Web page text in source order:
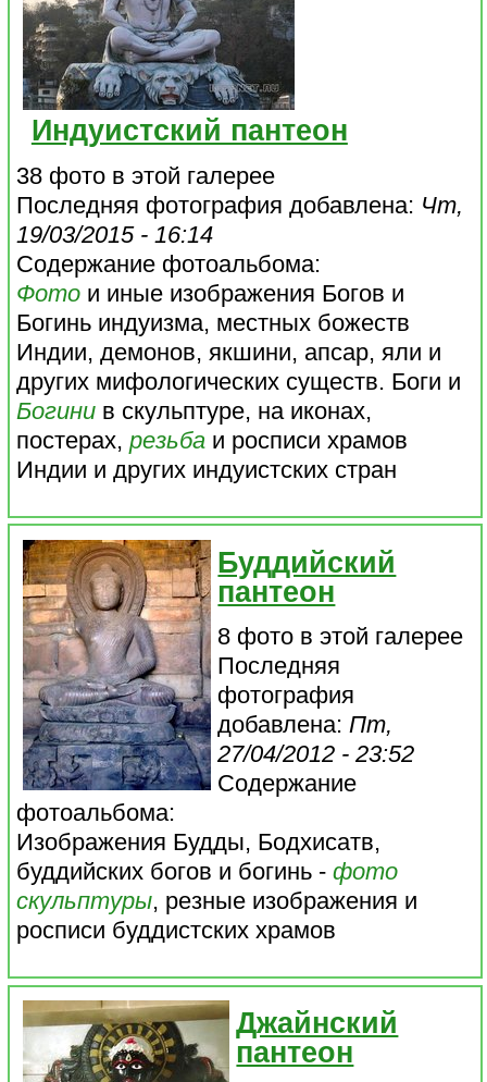
Индуистский пантеон
38 фото в этой галерее
Последняя фотография добавлена: Чт,
19/03/2015 - 16:14
Содержание фотоальбома:
Фото и иные изображения Богов и
Богинь индуизма, местных божеств
Индии, демонов, якшини, апсар, яли и
других мифологических существ. Боги и
Богини в скульптуре, на иконах,
постерах,резьба и росписи храмов
Индии и других индуистских стран
Буддийский
пантеон
8 фото в этой галерее
Последняя
фотография
добавлена:Пт,
27/04/2012 - 23:52
Содержание
фотоальбома:
Изображения Будды, Бодхисатв,
буддийских богов и богинь -фото
скульптуры, резные изображения и
росписи буддистских храмов
Джайнский
пантеон